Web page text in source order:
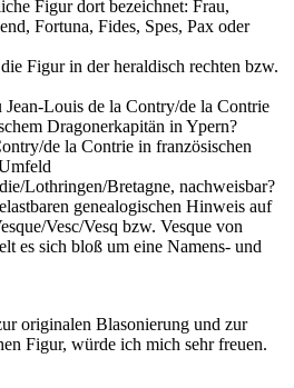
Figur dort bezeichnet: Frau,
Fortuna, Fides, Spes, Pax oder
Figur in der heraldisch rechten bzw.
Jean-Louis de la Contry/de la Contrie
Dragonerkapitän in Ypern?
de la Contrie in französischen
Lothringen/Bretagne, nachweisbar?
genealogischen Hinweis auf
Vesc/Vesq bzw. Vesque von
es sich bloß um eine Namens- und
originalen Blasonierung und zur
Figur, würde ich mich sehr freuen.